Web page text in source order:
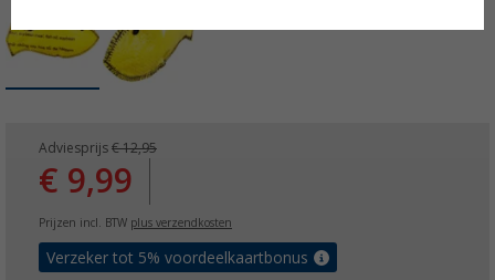
Adviesprijs € 12,95
€ 9,99
Prijzen incl. BTW plus verzendkosten
Verzeker tot 5% voordeelkaartbonus